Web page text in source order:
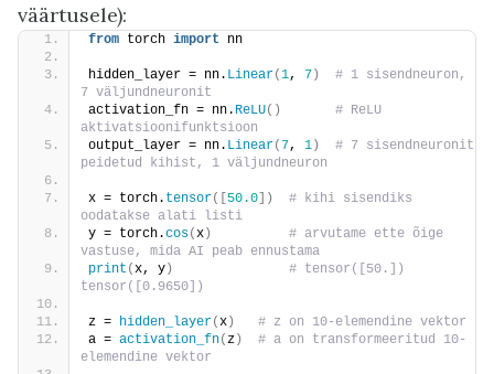
väärtusele):
from torch import nn
hidden_layer = nn. Linear(1, 7 )
# 1 sisendneuron,
7 väljundneuronit
activation_fn = nn. ReLU()
# ReLU
aktivatsioonifunktsioon
output_layer = nn. Linear( 7, 1 )
# 7 sisendneuronit
peidetud kihist, 1 väljundneuron
x = torch. tensor([ 50.0 ])
# kihi sisendiks
oodatakse alati listi
y = torch.cos(x )
# arvutame ette õige
vastuse, mida AI peab ennustama
print (x, y )
# tensor([50.])
tensor([0.9650])
z = hidden_layer(x )
# z on 10-elemendine vektor
a = activation_fn(z )
# a on transformeeritud 10-
elemendine vektor